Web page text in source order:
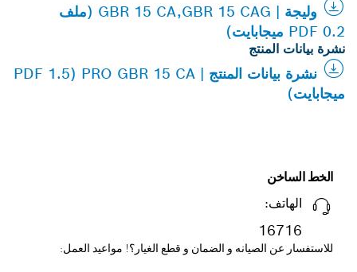
وليجة | GBR 15 CA,GBR 15 CAG (ملف
PDF 0.2 ميجابايت)
نشرة بيانات المنتج
نشرة بيانات المنتج | PRO GBR 15 CA (PDF 1.5
ميجابايت)
الخط الساخن
الهاتف:
16716
للاستفسار عن الصيانه و الضمان و قطع الغيار؟! مواعيد العمل: